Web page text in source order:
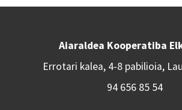
Aiaraldea Kooperatiba
Errotari kalea, 4-8 pabilioia,
94 656 85 54